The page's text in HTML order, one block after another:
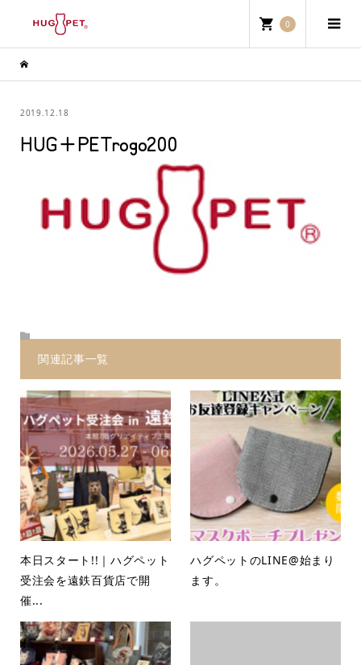
0
2019.12.18
HUG+PETrogo200
関連記事一覧
本日スタート!!｜ハグペット
受注会を遠鉄百貨店で開
催...
ハグペットのLINE@始まり
ます。